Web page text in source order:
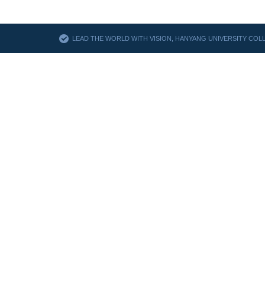
LEAD THE WORLD WITH VISION, HANYANG UNIVERSITY